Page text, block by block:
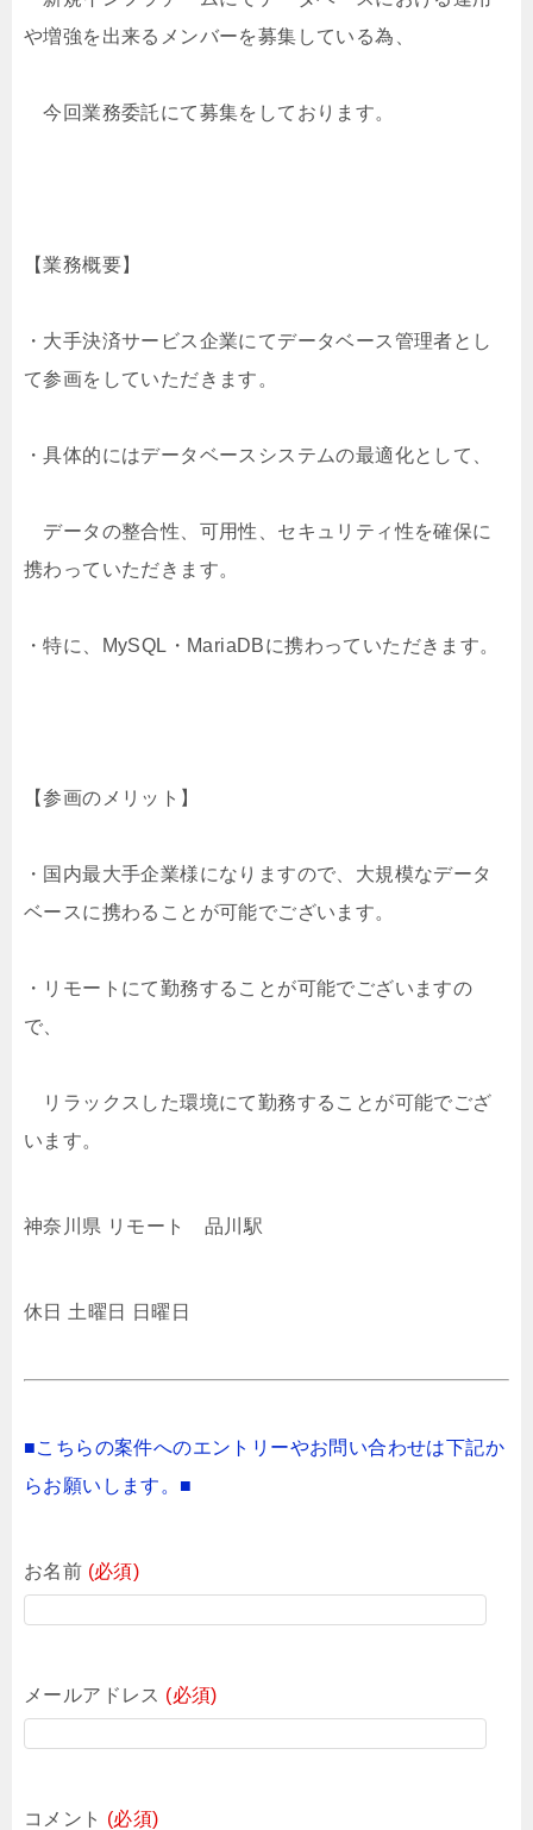
や増強を出来るメンバーを募集している為、
今回業務委託にて募集をしております。
【業務概要】
・大手決済サービス企業にてデータベース管理者とし
て参画をしていただきます。
・具体的にはデータベースシステムの最適化として、
データの整合性、可用性、セキュリティ性を確保に
携わっていただきます。
・特に、MySQL・MariaDBに携わっていただきます。
【参画のメリット】
・国内最大手企業様になりますので、大規模なデータ
ベースに携わることが可能でございます。
・リモートにて勤務することが可能でございますの
で、
リラックスした環境にて勤務することが可能でござ
います。
神奈川県 リモート 品川駅
休日 土曜日 日曜日
■こちらの案件へのエントリーやお問い合わせは下記か
らお願いします。■
お名前 (必須)
メールアドレス (必須)
コメント (必須)